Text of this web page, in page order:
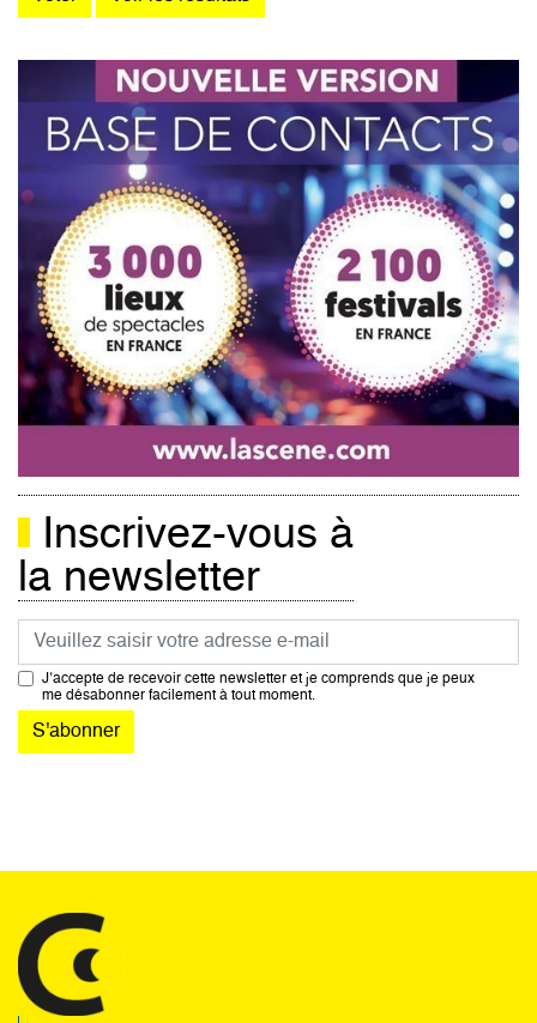
Inscrivez-vous à
la newsletter
Courriel
J’accepte de recevoir cette newsletter et je comprends que je peux
me désabonner facilement à tout moment.